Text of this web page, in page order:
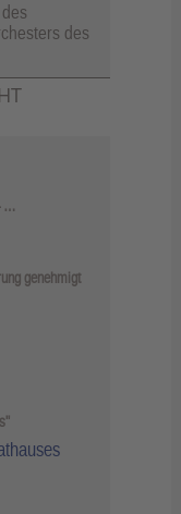
des
…
genehmigt